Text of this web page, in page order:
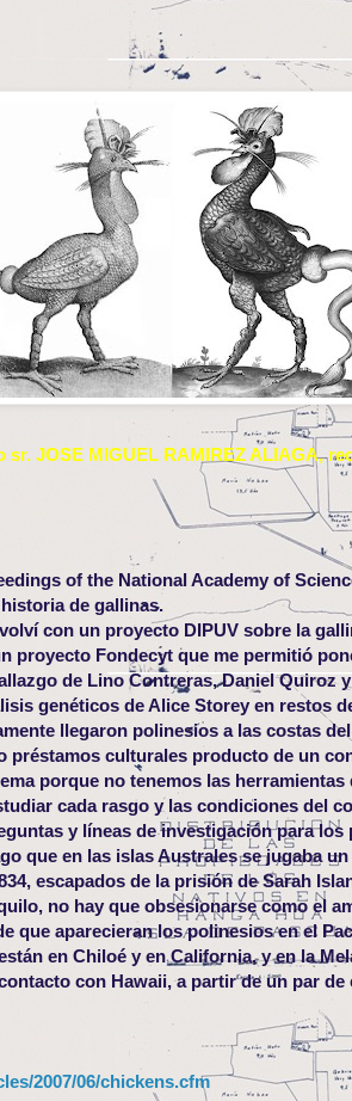
JOSE MIGUEL RAMIREZ ALIAGA,
of the National Academy of
de gallinas.
con un proyecto DIPUV sobre la
proyecto Fondecyt que me permitió
de Lino Contreras, Daniel Quiroz
genéticos de Alice Storey en restos
llegaron polinesios a las costas
préstamos culturales producto de un
porque no tenemos las herramientas
cada rasgo y las condiciones del
y líneas de investigación para los
que en las islas Australes se jugaba
escapados de la prisión de Sarah
no hay que obsesionarse como el
que aparecieran los polinesios en el
en Chiloé y en California, y en la
con Hawaii, a partir de un par
2007/06/chickens.cfm